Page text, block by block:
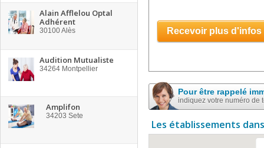
Alain Afflelou Optal
Adhérent
30100Alès
Audition Mutualiste
34264 Montpellier
Amplifon
34203 Sete
Recevoir plus d'infos
Pour être rappelé
indiquez votre numéro de
Les établissements